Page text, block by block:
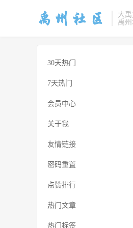
大禹
禹
30天热门
7天热门
会员中心
关于我
友情链接
密码重置
点赞排行
热门文章
热门标签